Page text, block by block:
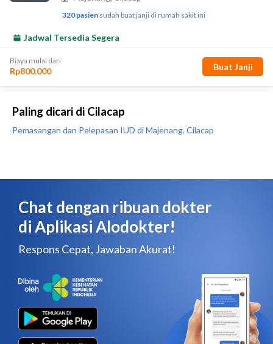
Paling dicari di Cilacap
Pemasangan dan Pelepasan IUD di Majenang, Cilacap